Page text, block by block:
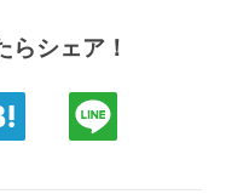
らシェア！